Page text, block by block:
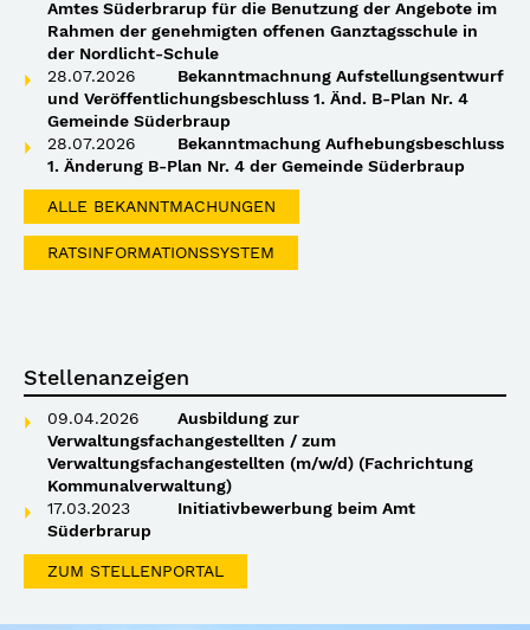
Amtes Süderbrarup für die Benutzung der Angebote im
Rahmen der genehmigten offenen Ganztagsschule in
der Nordlicht-Schule
28.07.2026
Bekanntmachnung Aufstellungsentwurf
und Veröffentlichungsbeschluss 1. Änd. B-Plan Nr. 4
Gemeinde Süderbraup
28.07.2026
Bekanntmachung Aufhebungsbeschluss
1. Änderung B-Plan Nr. 4 der Gemeinde Süderbraup
ALLE BEKANNTMACHUNGEN
RATSINFORMATIONSSYSTEM
Stellenanzeigen
09.04.2026
Ausbildung zur
Verwaltungsfachangestellten / zum
Verwaltungsfachangestellten (m/w/d) (Fachrichtung
Kommunalverwaltung)
17.03.2023
Initiativbewerbung beim Amt
Süderbrarup
ZUM STELLENPORTAL